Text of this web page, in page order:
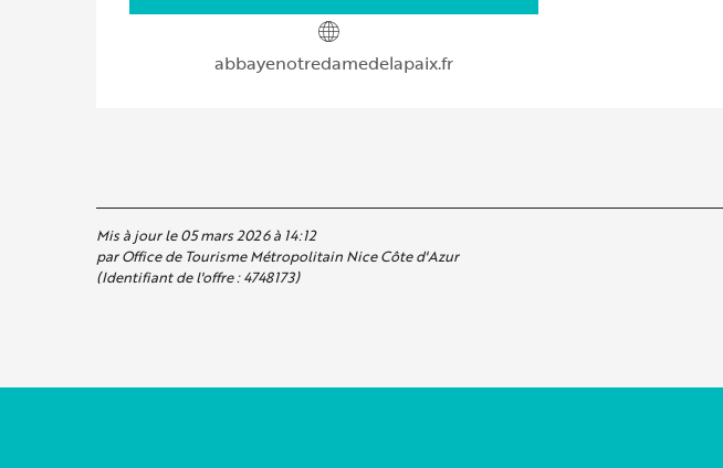
abbayenotredamedelapaix.fr
Mis à jour le 05 mars 2026 à 14:12
par Office de Tourisme Métropolitain Nice Côte d'Azur
(Identifiant de l'offre :4748173)